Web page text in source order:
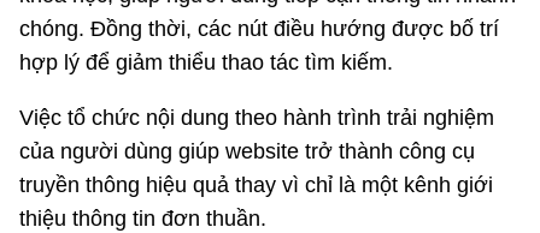
chóng. Đồng thời, các nút điều hướng được bố trí
hợp lý để giảm thiểu thao tác tìm kiếm.
Việc tổ chức nội dung theo hành trình trải nghiệm
của người dùng giúp website trở thành công cụ
truyền thông hiệu quả thay vì chỉ là một kênh giới
thiệu thông tin đơn thuần.